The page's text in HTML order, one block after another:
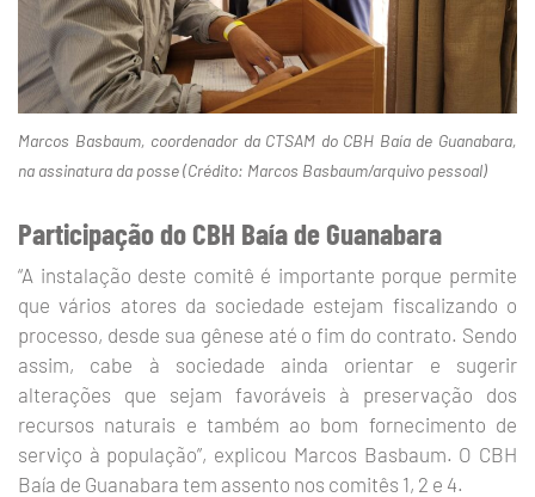
Marcos Basbaum, coordenador da CTSAM do CBH Baía de Guanabara,
na assinatura da posse (Crédito: Marcos Basbaum/arquivo pessoal)
Participação do CBH Baía de Guanabara
“A instalação deste comitê é importante porque permite
que vários atores da sociedade estejam fiscalizando o
processo, desde sua gênese até o fim do contrato. Sendo
assim, cabe à sociedade ainda orientar e sugerir
alterações que sejam favoráveis à preservação dos
recursos naturais e também ao bom fornecimento de
serviço à população”, explicou Marcos Basbaum. O CBH
Baía de Guanabara tem assento nos comitês 1, 2 e 4.